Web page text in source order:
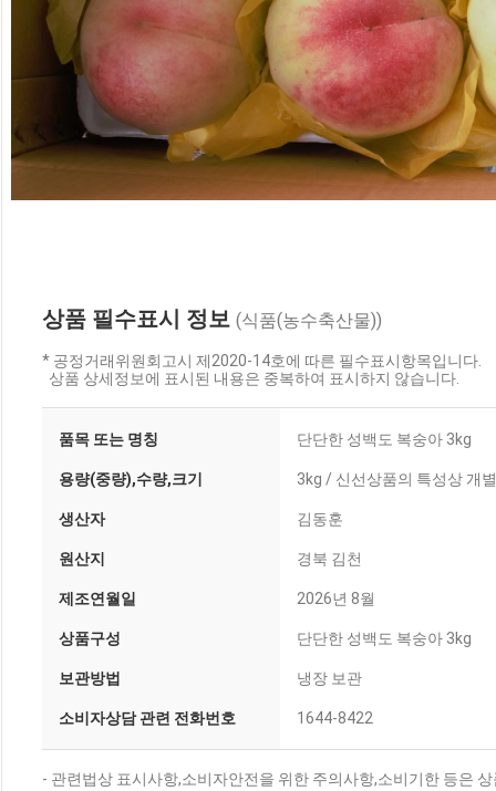
상품 필수표시 정보 (식품(농수축산물))
* 공정거래위원회고시 제2020-14호에 따른 필수표시항목입니다.
상품 상세정보에 표시된 내용은 중복하여 표시하지 않습니다.
품목 또는 명칭 단단한 성백도 복숭아 3kg
용량(중량),수량,크기 3kg / 신선상품의 특성상 개
생산자 김동훈
원산지 경북 김천
제조연월일 2026년 8월
상품구성 단단한 성백도 복숭아 3kg
보관방법 냉장 보관
소비자상담 관련 전화번호 1644-8422
- 관련법상 표시사항,소비자안전을 위한 주의사항,소비기한 등은